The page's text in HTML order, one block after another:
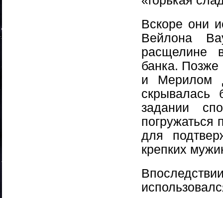
Вскоре они
Вейлона
расщелине
банка. Позже
и Мерилом
задании
погружаться
для
крепких